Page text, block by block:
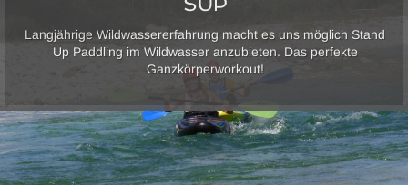
SUP
Langjährige Wildwassererfahrung macht es uns möglich Stand
Up Paddling im Wildwasser anzubieten. Das perfekte
Ganzkörperworkout!